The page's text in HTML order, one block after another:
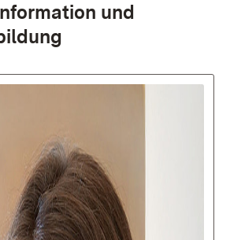
und